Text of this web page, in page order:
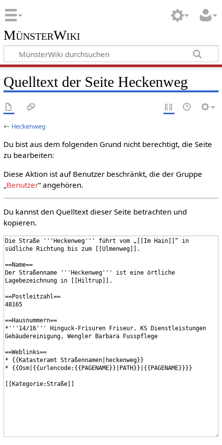
MünsterWiki
Quelltext der Seite Heckenweg
← Heckenweg
Du bist aus dem folgenden Grund nicht berechtigt, die Seite
zu bearbeiten:
Diese Aktion ist auf Benutzer beschränkt, die der Gruppe
Benutzer“ angehören.
Du kannst den Quelltext dieser Seite betrachten und
kopieren.